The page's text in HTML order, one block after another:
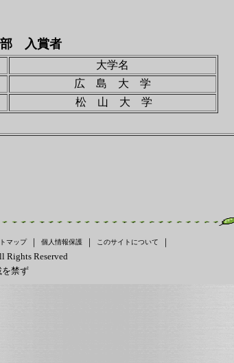
部 入賞者
大学名
広 島 大 学
松 山 大 学
マップ ｜ 個人情報保護 ｜ このサイトについて
｜
Rights Reserved
禁ず